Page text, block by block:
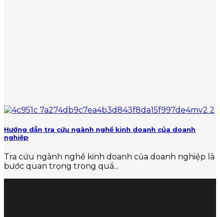
Hướng dẫn tra cứu ngành nghề kinh doanh của doanh
nghiệp
Tra cứu ngành nghề kinh doanh của doanh nghiệp là
bước quan trọng trong quá...